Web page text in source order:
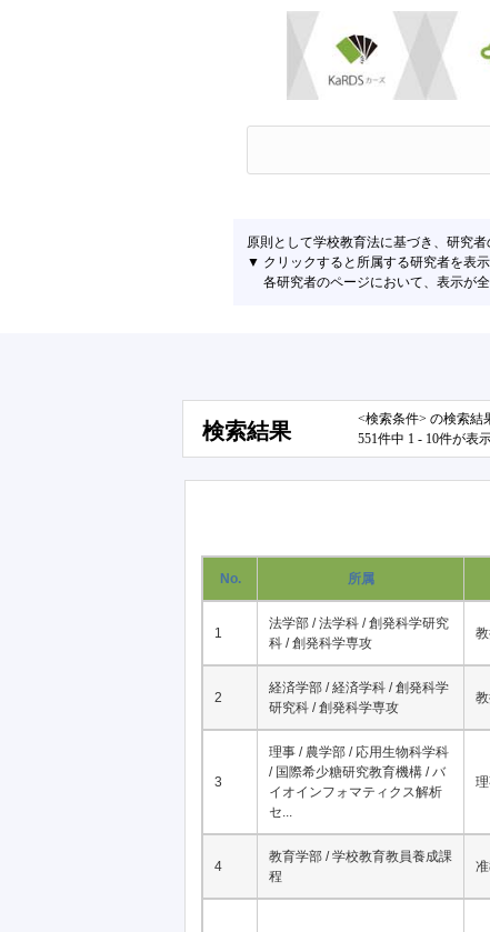
原則として学校教育法に基づき、研究者
▼ クリックすると所属する研究者を表示
各研究者のページにおいて、表示が全
検索結果
<検索条件> の検索結
551件中 1 - 10件が表
No. 所属
1
法学部 / 法学科 / 創発科学研究
科 / 創発科学専攻
2
経済学部 / 経済学科 / 創発科学
研究科 / 創発科学専攻
3
理事 / 農学部 / 応用生物科学科
/ 国際希少糖研究教育機構 / バ
イオインフォマティクス解析
セ...
4
教育学部 / 学校教育教員養成課
程